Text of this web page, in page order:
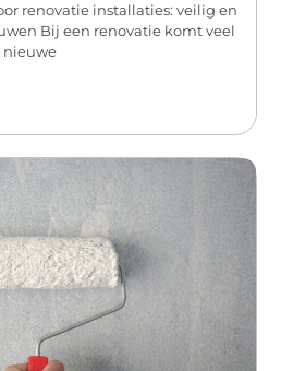
renovatie installaties: veilig en
Bij een renovatie komt veel
nieuwe